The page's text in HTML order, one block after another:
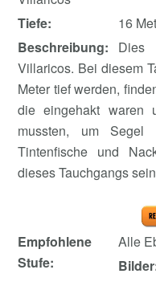
Tiefe:
16
Beschreibung:
Dies
Villaricos. Bei diesem
Meter tief werden,
die eingehakt waren
mussten, um Segel
Tintenfische und
dieses Tauchgangs
Empfohlene
Stufe:
Alle